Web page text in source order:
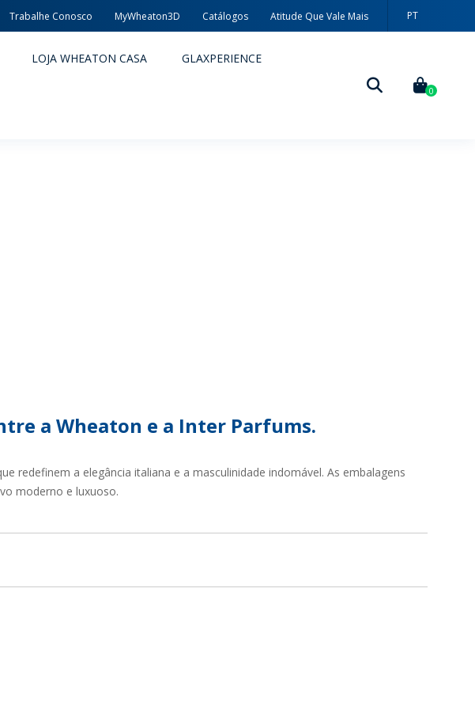
Trabalhe Conosco MyWheaton3D Catálogos Atitude Que Vale Mais
PT
LOJA WHEATON CASA GLAXPERIENCE
0
a Wheaton e a Inter Parfums.
redefinem a elegância italiana e a masculinidade indomável. As embalagens
moderno e luxuoso.